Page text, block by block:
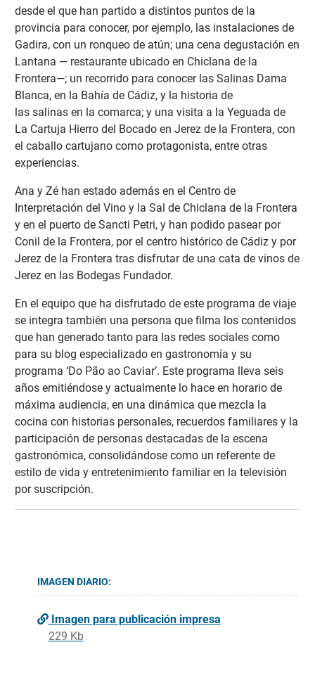
desde el que han partido a distintos puntos de la
provincia para conocer, por ejemplo, las instalaciones de
Gadira, con un ronqueo de atún; una cena degustación en
Lantana — restaurante ubicado en Chiclana de la
Frontera—; un recorrido para conocer las Salinas Dama
Blanca, en la Bahía de Cádiz, y la historia de
las salinas en la comarca; y una visita a la Yeguada de
La Cartuja Hierro del Bocado en Jerez de la Frontera, con
el caballo cartujano como protagonista, entre otras
experiencias.
Ana y Zé han estado además en el Centro de
Interpretación del Vino y la Sal de Chiclana de la Frontera
y en el puerto de Sancti Petri, y han podido pasear por
Conil de la Frontera, por el centro histórico de Cádiz y por
Jerez de la Frontera tras disfrutar de una cata de vinos de
Jerez en las Bodegas Fundador.
En el equipo que ha disfrutado de este programa de viaje
se integra también una persona que filma los contenidos
que han generado tanto para las redes sociales como
para su blog especializado en gastronomía y su
programa ‘Do Pão ao Caviar’. Este programa lleva seis
años emitiéndose y actualmente lo hace en horario de
máxima audiencia, en una dinámica que mezcla la
cocina con historias personales, recuerdos familiares y la
participación de personas destacadas de la escena
gastronómica, consolidándose como un referente de
estilo de vida y entretenimiento familiar en la televisión
por suscripción.
IMAGEN DIARIO:
Imagen para publicación impresa
229 Kb